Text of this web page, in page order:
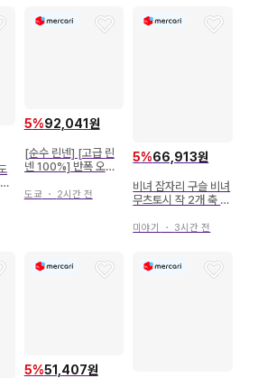
5%92,041원
[순수 린넨] [고급 린
넨 100%] 반폭 오비
제 그린 x 아이보리 최
도쿄 ・ 2시간 전
5%66,913원
비녀 잠자리 구슬 비녀
무츠토시 작 2개 축 오
기모노 유카타 일본 의
미야기 ・ 3시간 전
5%51,407원